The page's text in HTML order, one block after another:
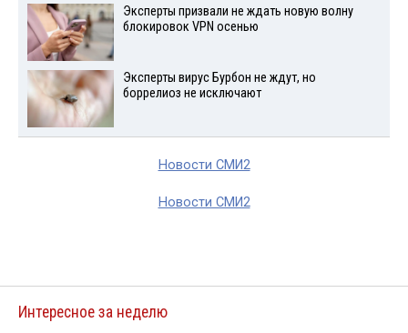
Эксперты призвали не ждать новую волну
блокировок VPN осенью
Эксперты вирус Бурбон не ждут, но
боррелиоз не исключают
Новости СМИ2
Новости СМИ2
Интересное за неделю